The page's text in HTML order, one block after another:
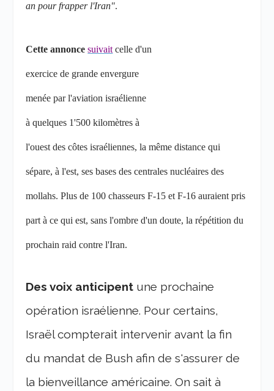
an pour frapper l'Iran".
Cette annonce suivait celle d'un
exercice de grande envergure
menée par l'aviation israélienne
à quelques 1'500 kilomètres à
l'ouest des côtes israéliennes, la même distance qui
sépare, à l'est, ses bases des centrales nucléaires des
mollahs. Plus de 100 chasseurs F-15 et F-16 auraient pris
part à ce qui est, sans l'ombre d'un doute, la répétition du
prochain raid contre l'Iran.
Des voix anticipent une prochaine
opération israélienne. Pour certains,
Israël compterait intervenir avant la fin
du mandat de Bush afin de s'assurer de
la bienveillance américaine. On sait à